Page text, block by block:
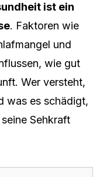
ist ein
. Faktoren wie
und
wie gut
Wer versteht,
was es schädigt,
Sehkraft